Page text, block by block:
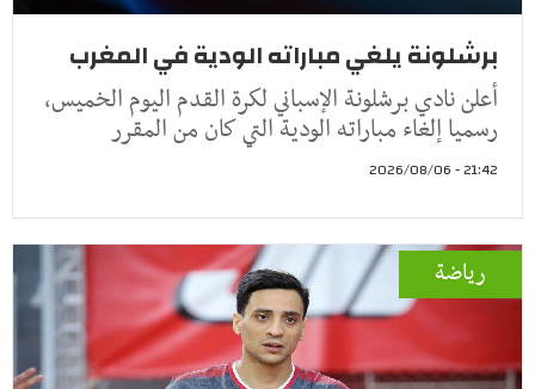
برشلونة يلغي مباراته الودية في المغرب
أعلن نادي برشلونة الإسباني لكرة القدم اليوم الخميس،
رسميا إلغاء مباراته الودية التي كان من المقرر
21:42 - 2026/08/06
رياضة